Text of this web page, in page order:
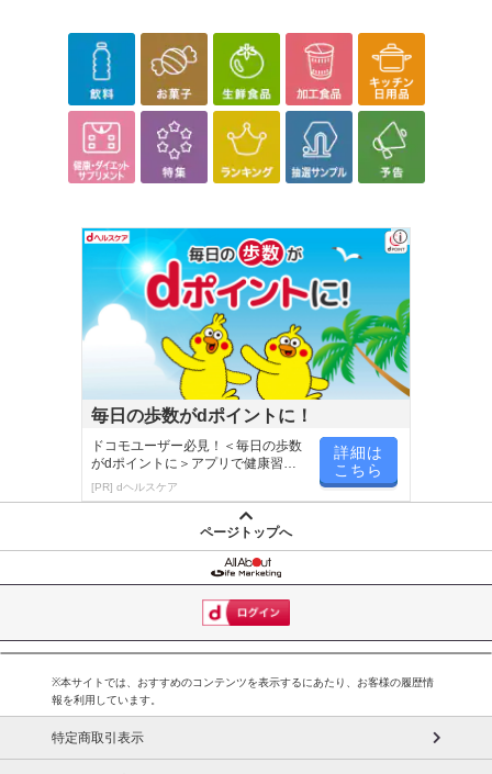
毎日の歩数がdポイントに！
ドコモユーザー必見！＜毎日の歩数
がdポイントに＞アプリで健康習慣
が楽しく続く
[PR] dヘルスケア
詳細は
こちら
ページトップへ
※本サイトでは、おすすめのコンテンツを表示するにあたり、お客様の履歴情
報を利用しています。
特定商取引表示